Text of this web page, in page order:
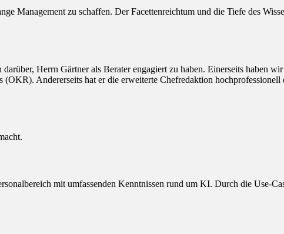
Management zu schaffen. Der Facettenreichtum und die Tiefe des
Herrn Gärtner als Berater engagiert zu haben. Einerseits haben
Andererseits hat er die erweiterte Chefredaktion hochprofessionell
mit umfassenden Kenntnissen rund um KI. Durch die Use-